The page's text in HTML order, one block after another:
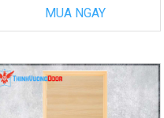
MUA NGAY